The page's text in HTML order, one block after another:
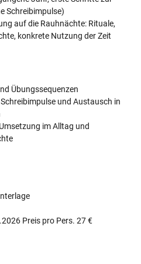
Schreibimpulse)
auf die Rauhnächte: Rituale,
konkrete Nutzung der Zeit
Übungssequenzen
und Austausch in
im Alltag und
Preis pro Pers. 27 €